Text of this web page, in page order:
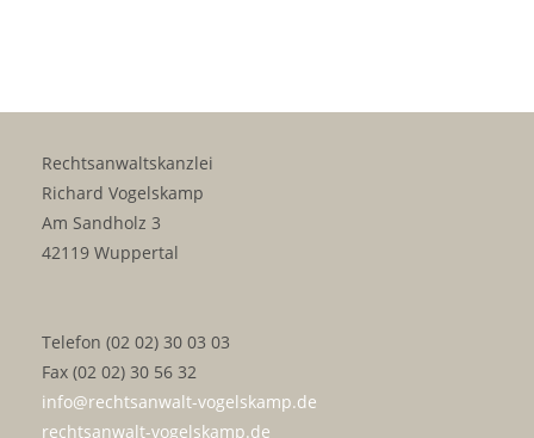
Rechtsanwaltskanzlei
Richard Vogelskamp
Am Sandholz 3
42119 Wuppertal
Telefon (02 02) 30 03 03
Fax (02 02) 30 56 32
info@rechtsanwalt-vogelskamp.de
rechtsanwalt-vogelskamp.de